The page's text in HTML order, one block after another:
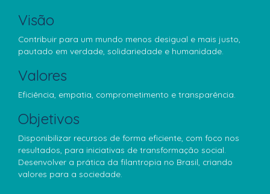
Visão
Contribuir para um mundo menos desigual e mais justo,
pautado em verdade, solidariedade e humanidade.
Valores
Eficiência, empatia, comprometimento e transparência.
Objetivos
Disponibilizar recursos de forma eficiente, com foco nos
resultados, para iniciativas de transformação social.
Desenvolver a prática da filantropia no Brasil, criando
valores para a sociedade.